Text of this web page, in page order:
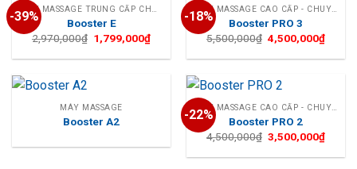
-39%
Booster E
2,970,000₫ Giá
gốc
là:
1,799,000₫Giá
tại
1,799,000₫.
-18%
Booster PRO 3
5,500,000₫ Giá
gốc
là:
4,500,000₫Giá
tại
MÁY MASSAGE
Booster A2 -22%
Booster PRO 2
4,500,000₫ Giá
gốc
là:
3,500,000₫Giá
tại